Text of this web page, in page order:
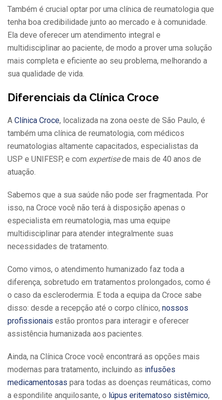
Também é crucial optar por uma clínica de reumatologia que
tenha boa credibilidade junto ao mercado e à comunidade.
Ela deve oferecer um atendimento integral e
multidisciplinar ao paciente, de modo a prover uma solução
mais completa e eficiente ao seu problema, melhorando a
sua qualidade de vida.
Diferenciais da Clínica Croce
A Clínica Croce, localizada na zona oeste de São Paulo, é
também uma clínica de reumatologia, com médicos
reumatologias altamente capacitados, especialistas da
USP e UNIFESP, e com expertisede mais de 40 anos de
atuação.
Sabemos que a sua saúde não pode ser fragmentada. Por
isso, na Croce você não terá à disposição apenas o
especialista em reumatologia, mas uma equipe
multidisciplinar para atender integralmente suas
necessidades de tratamento.
Como vimos, o atendimento humanizado faz toda a
diferença, sobretudo em tratamentos prolongados, como é
o caso da esclerodermia. E toda a equipa da Croce sabe
disso: desde a recepção até o corpo clínico, nossos
profissionais estão prontos para interagir e oferecer
assistência humanizada aos pacientes.
Ainda, na Clínica Croce você encontrará as opções mais
modernas para tratamento, incluindo as infusões
medicamentosas para todas as doenças reumáticas, como
a espondilite anquilosante, o lúpus eritematoso sistêmico,